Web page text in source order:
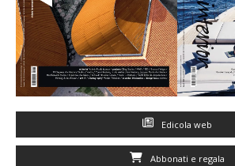
Edicola web
Abbonati e regala